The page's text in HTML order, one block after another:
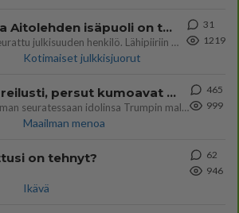
Tiesitkö? Martina Aitolehden isäpuoli on tämä suosittu laulaja
Martina Aitolehti on seurattu julkisuuden henkilö. Lähipiiriin mahtuu muitakin tunnettuja henkilöitä. Tiesitkö, että Ma
Kotimaiset julkkisjuorut
31
1219
Jos SDP ei voita reilusti, persut kumoavat demokratian Suomesta
Näin tekisi ainakin Rydman seuratessaan idolinsa Trumpin mallia https://www.is.fi/politiikka/art-2000012187244.html
Maailman menoa
465
999
on tehnyt?
Ikävä
62
946